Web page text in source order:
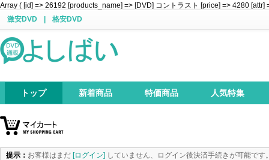
Array ( [id] => 26192 [products_name] => [DVD] コントラスト [price] => 4280 [attr]
激安DVD
格安DVD
トップ 新着商品 特価商品 人気特集
提示： お客様はまだ [ログイン] していません、ログイン後決済手続きが可能です